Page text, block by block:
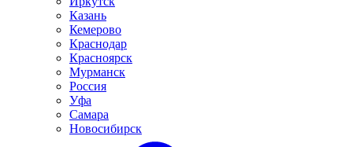
Казань
Кемерово
Краснодар
Красноярск
Мурманск
Россия
Уфа
Самара
Новосибирск